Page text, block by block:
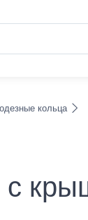
кольца
с